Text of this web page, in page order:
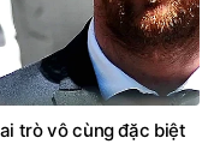
trò vô cùng đặc biệt